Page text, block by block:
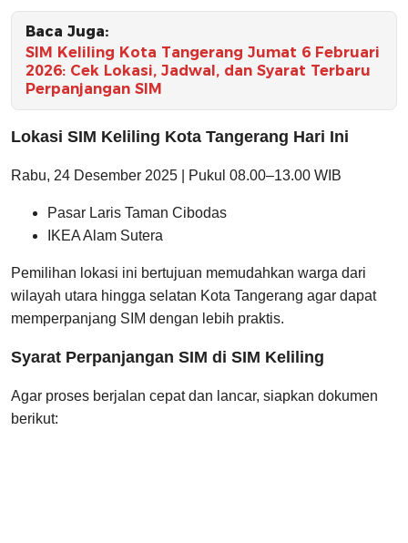
Baca Juga:
SIM Keliling Kota Tangerang Jumat 6 Februari
2026: Cek Lokasi, Jadwal, dan Syarat Terbaru
Perpanjangan SIM
Lokasi SIM Keliling Kota Tangerang Hari Ini
Rabu, 24 Desember 2025 | Pukul 08.00–13.00 WIB
Pasar Laris Taman Cibodas
IKEA Alam Sutera
Pemilihan lokasi ini bertujuan memudahkan warga dari
wilayah utara hingga selatan Kota Tangerang agar dapat
memperpanjang SIM dengan lebih praktis.
Syarat Perpanjangan SIM di SIM Keliling
Agar proses berjalan cepat dan lancar, siapkan dokumen
berikut: